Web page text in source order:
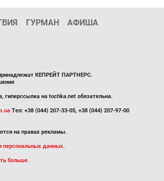
ГУРМАН АФИША
КЕПРЕЙТ ПАРТНЕРС.
гиперссылка на tochka.net обязательна.
Тел: +38 (044) 207-33-05, +38 (044) 207-97-00
на правах рекламы.
персональных данных.
больше.